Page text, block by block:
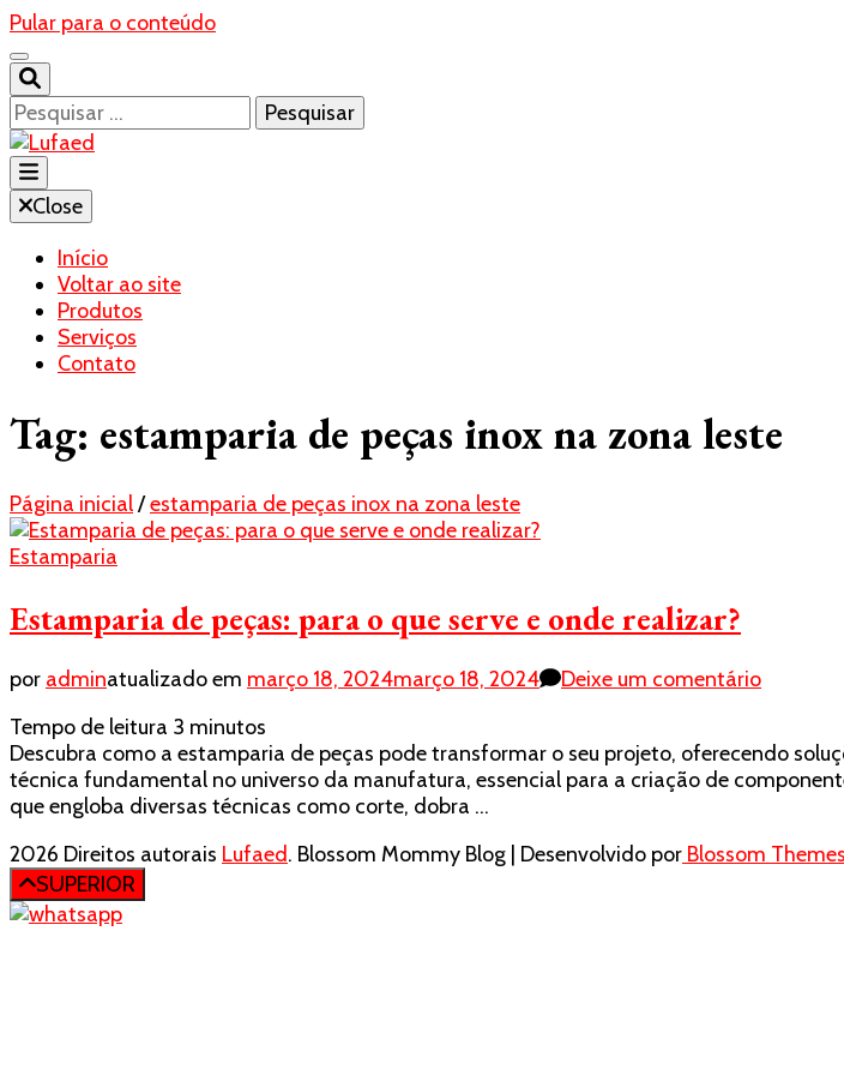
Pular para o conteúdo
Pesquisar
por:
Lufaed
Blog- Lufaed
Close
Início
Voltar ao site
Produtos
Serviços
Contato
Tag: estamparia de peças inox na zona leste
Página inicial/estamparia de peças inox na zona leste
Estamparia
Estamparia de peças: para o que serve e onde realizar?
por adminatualizado em março 18, 2024março 18, 2024 Deixe um comentárioem
peças:
para
serve
Tempo de leitura 3 minutos
Descubra como a estamparia de peças pode transformar o seu projeto, oferecendo
técnica fundamental no universo da manufatura, essencial para a criação de
que engloba diversas técnicas como corte, dobra …
2026 Direitos autorais Lufaed. Blossom Mommy Blog | Desenvolvido por Blossom Themes
SUPERIOR